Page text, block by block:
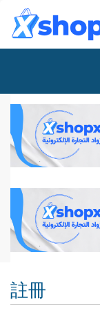
註冊